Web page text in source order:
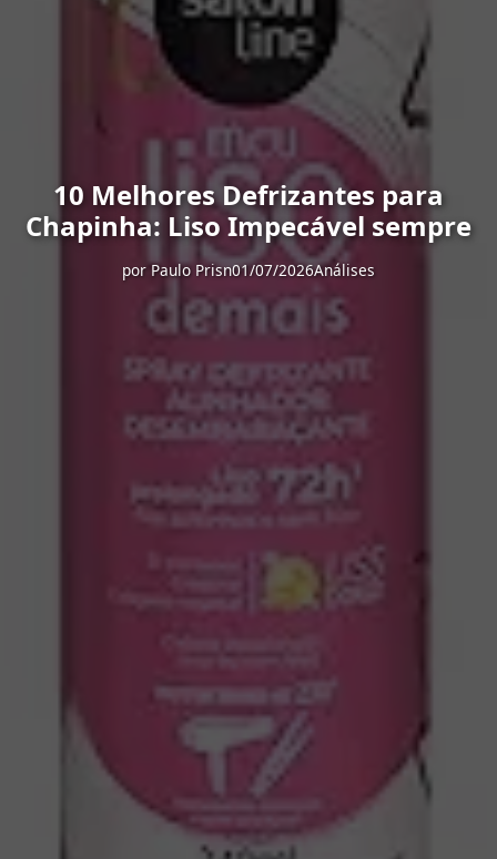
10 Melhores Defrizantes para
Chapinha: Liso Impecável sempre
porPaulo Prisn01/07/2026Análises